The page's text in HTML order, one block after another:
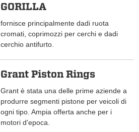
GORILLA
fornisce principalmente dadi ruota
cromati, coprimozzi per cerchi e dadi
cerchio antifurto.
Grant Piston Rings
Grant è stata una delle prime aziende a
produrre segmenti pistone per veicoli di
ogni tipo. Ampia offerta anche per i
motori d'epoca.